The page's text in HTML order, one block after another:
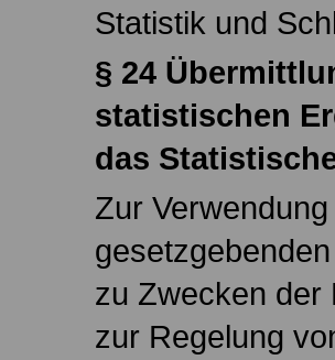
Statistik und
§ 24
statistischen
das
Zur
zu Zwecken der
zur Regelung